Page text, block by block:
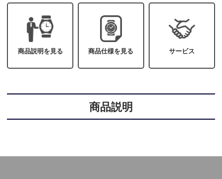
商品説明を見る 商品仕様を見る サービス
商品説明